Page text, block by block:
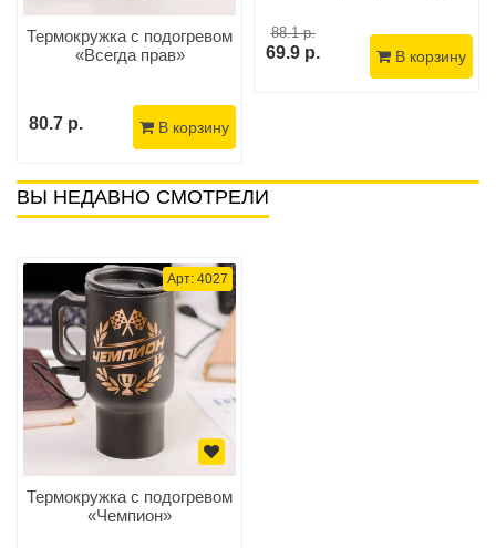
Термокружка с подогревом
«Всегда прав»
80.7 р. В корзину
88.1 р.
69.9 р. В корзину
ВЫ НЕДАВНО СМОТРЕЛИ
Арт: 4027
Термокружка с подогревом
«Чемпион»